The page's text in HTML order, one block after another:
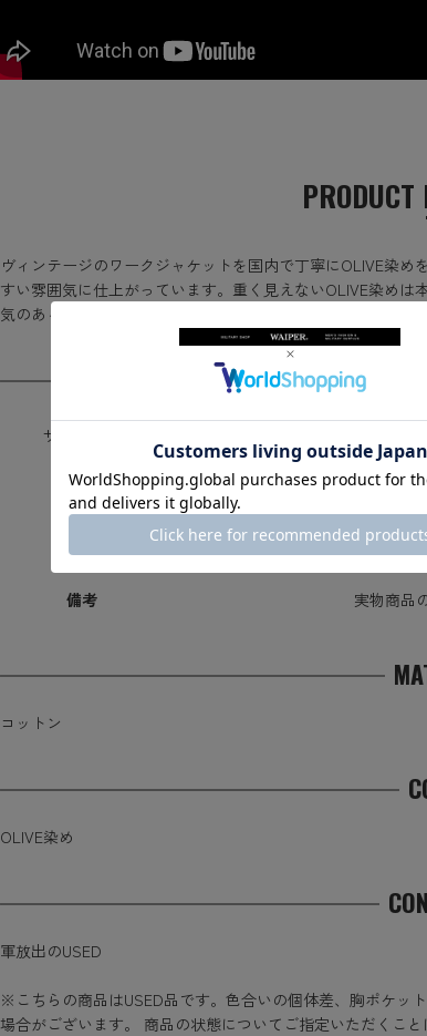
ヴィンテージのワークジャケットを国内で丁寧にOLIVE染
すい雰囲気に仕上がっています。重く見えないOLIVE染め
気のある仕上がりに。これからまた着込むほどにアタリや色
サイズ表記
48
66cm
50
68cm
52
70cm
備考
実物商品
コットン
OLIVE染め
軍放出のUSED
※こちらの商品はUSED品です。色合いの個体差、胸ポケッ
場合がございます。 商品の状態についてご指定いただくこ